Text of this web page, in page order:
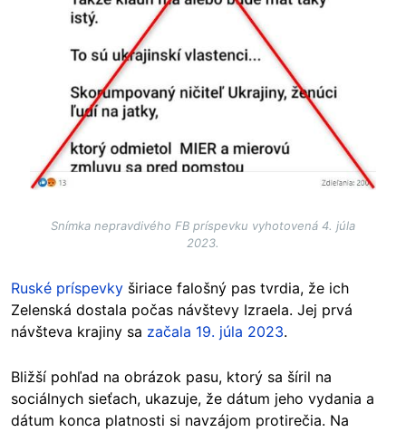
Snímka nepravdivého FB príspevku vyhotovená 4. júla
2023.
Ruské príspevky širiace falošný pas tvrdia, že ich
Zelenská dostala počas návštevy Izraela. Jej prvá
návšteva krajiny sa začala 19. júla 2023.
Bližší pohľad na obrázok pasu, ktorý sa šíril na
sociálnych sieťach, ukazuje, že dátum jeho vydania a
dátum konca platnosti si navzájom protirečia. Na